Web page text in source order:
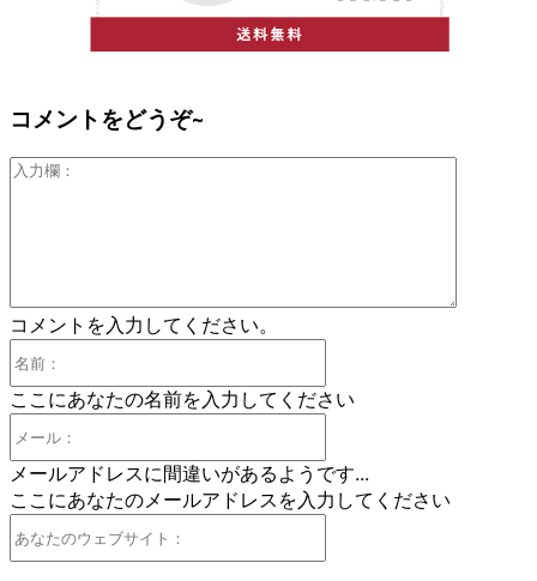
コメントをどうぞ~
コメントを入力してください。
ここにあなたの名前を入力してください
ル：
メールアドレスに間違いがあるようです...
ここにあなたのメールアドレスを入力してください